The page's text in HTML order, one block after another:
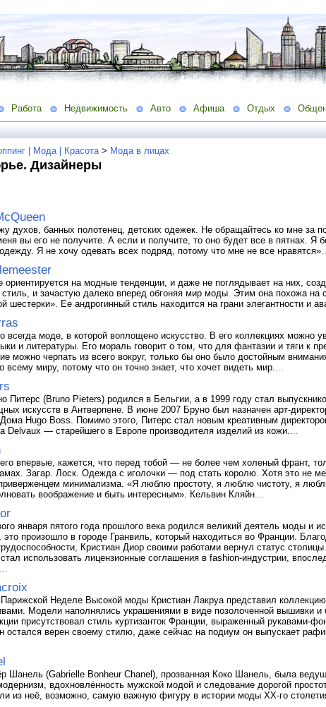
Работа Недвижимость Авто Афиша Отдых
| Мода | Красота > Мода в лицах
Дизайнеры
духов, банных полотенец, детских одежек. Не обращайтесь ко мне за
вы его не получите. А если и получите, то оно будет все в пятнах. Я
Я не хочу одевать всех подряд, потому что мне не все нравятся»
ориентируется на модные тенденции, и даже не поглядывает на них,
и зачастую далеко вперед обгоняя мир моды. Этим она похожа на
шестерки». Ее андрогинный стиль находится на грани элегантности и
всегда моде, в которой воплощено искусство. В его коллекциях можно
и литературы. Его мораль говорит о том, что для фантазии и тяги к
можно черпать из всего вокруг, только бы оно было достойным
всему миру, потому что он точно знает, что хочет видеть мир....
Питерс (Bruno Pieters) родился в Бельгии, а в 1999 году стал
искусств в Антверпене. В июне 2007 Бруно был назначен арт-
Hugo Boss. Помимо этого, Питерс стал новым креативным
Delvaux — старейшего в Европе производителя изделий из кожи....
впервые, кажется, что перед тобой — не более чем холеный франт,
Загар. Лоск. Одежда с иголочки — под стать королю. Хотя это не
минимализма. «Я люблю простоту, я люблю чистоту, я
воображение и быть интересным». Кельвин Кляйн...
января пятого года прошлого века родился великий деятель моды и
это произошло в городе Гранвиль, который находиться во Франции.
Кристиан Диор своими работами вернул статус
использовать лицензионные соглашения в fashion-индустрии,
...
Неделе Высокой моды Кристиан Лакруа представил
Модели наполнялись украшениями в виде позолоченной вышивки и
присутствовал стиль куртизанток Франции, выраженный рукавами-
остался верен своему стилю, даже сейчас на подиум он выпускает
Шанель (Gabrielle Bonheur Chanel), прозванная Коко Шанель, была
вдохновлённость мужской модой и следование дорогой
из неё, возможно, самую важную фигуру в истории моды XX-го